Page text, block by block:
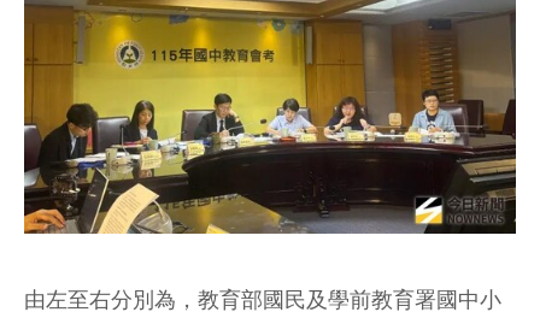
由左至右分別為，教育部國民及學前教育署國中小